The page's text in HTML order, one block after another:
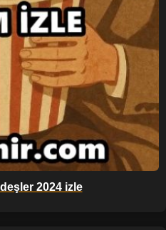
2024 izle